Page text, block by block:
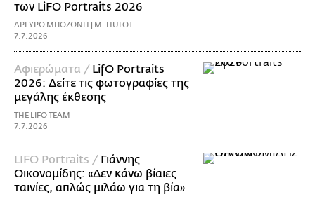
των LiFO Portraits 2026
ΑΡΓΥΡΩ ΜΠΟΖΩΝΗ | M. HULOT
7.7.2026
Αφιερώματα / LifO Portraits
2026: Δείτε τις φωτογραφίες της
μεγάλης έκθεσης
THE LIFO TEAM
7.7.2026
LIFO Portraits / Γιάννης
Οικονομίδης: «Δεν κάνω βίαιες
ταινίες, απλώς μιλάω για τη βία»